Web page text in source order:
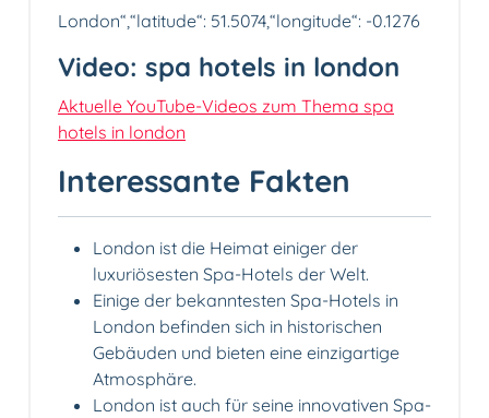
London“,“latitude“: 51.5074,“longitude“: -0.1276
Video: spa hotels in london
Aktuelle YouTube-Videos zum Thema spa
hotels in london
Interessante Fakten
London ist die Heimat einiger der
luxuriösesten Spa-Hotels der Welt.
Einige der bekanntesten Spa-Hotels in
London befinden sich in historischen
Gebäuden und bieten eine einzigartige
Atmosphäre.
London ist auch für seine innovativen Spa-